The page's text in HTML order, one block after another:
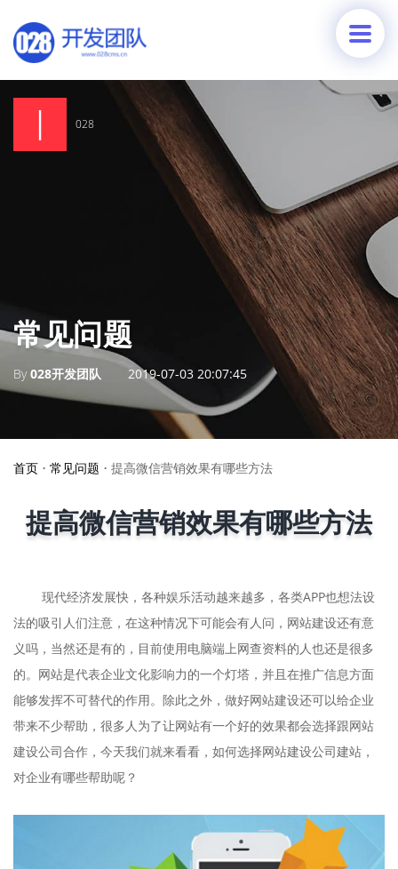
028
常见问题
By028开发团队 2019-07-03 20:07:45
首页 • 常见问题 • 提高微信营销效果有哪些方法
提高微信营销效果有哪些方法
现代经济发展快，各种娱乐活动越来越多，各类APP也想法设
法的吸引人们注意，在这种情况下可能会有人问，网站建设还有意
义吗，当然还是有的，目前使用电脑端上网查资料的人也还是很多
的。网站是代表企业文化影响力的一个灯塔，并且在推广信息方面
能够发挥不可替代的作用。除此之外，做好网站建设还可以给企业
带来不少帮助，很多人为了让网站有一个好的效果都会选择跟网站
建设公司合作，今天我们就来看看，如何选择网站建设公司建站，
对企业有哪些帮助呢？